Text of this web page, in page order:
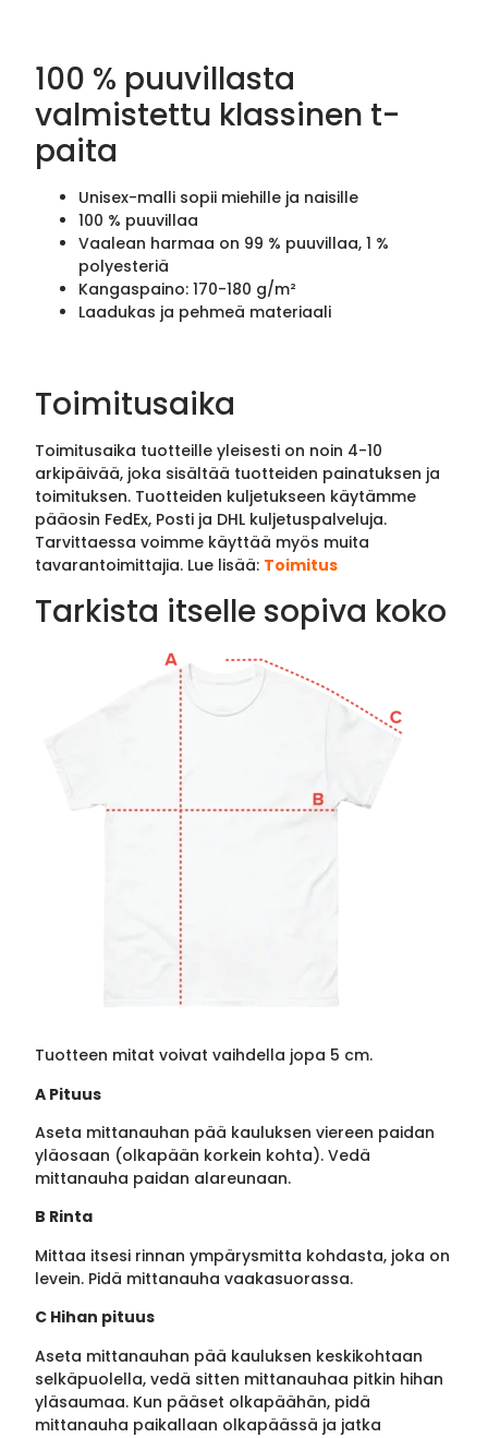
100 % puuvillasta
valmistettu klassinen t-
paita
Unisex-malli sopii miehille ja naisille
100 % puuvillaa
Vaalean harmaa on 99 % puuvillaa, 1 %
polyesteriä
Kangaspaino: 170-180 g/m²
Laadukas ja pehmeä materiaali
Toimitusaika
Toimitusaika tuotteille yleisesti on noin 4-10
arkipäivää, joka sisältää tuotteiden painatuksen ja
toimituksen. Tuotteiden kuljetukseen käytämme
pääosin FedEx, Posti ja DHL kuljetuspalveluja.
Tarvittaessa voimme käyttää myös muita
tavarantoimittajia. Lue lisää: Toimitus
Tarkista itselle sopiva koko
Tuotteen mitat voivat vaihdella jopa 5 cm.
A Pituus
Aseta mittanauhan pää kauluksen viereen paidan
yläosaan (olkapään korkein kohta). Vedä
mittanauha paidan alareunaan.
B Rinta
Mittaa itsesi rinnan ympärysmitta kohdasta, joka on
levein. Pidä mittanauha vaakasuorassa.
C Hihan pituus
Aseta mittanauhan pää kauluksen keskikohtaan
selkäpuolella, vedä sitten mittanauhaa pitkin hihan
yläsaumaa. Kun pääset olkapäähän, pidä
mittanauha paikallaan olkapäässä ja jatka